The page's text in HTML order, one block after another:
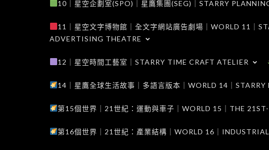
10｜星空企劃室(SPO)｜星鷹集團(SEG)｜STARRY
11｜星空文字博物館｜全文字網站廣告劇場｜WORLD 11｜
ADVERTISING THEATRE
12｜星空時間工藝室｜STARRY TIME CRAFT ATELIER
14｜星鷹全球生活故事｜多語言版本｜WORLD 14｜
第15個世界｜21世紀：運動與車子｜WORLD 15｜THE
第16個世界｜21世紀：產業結構｜WORLD 16｜